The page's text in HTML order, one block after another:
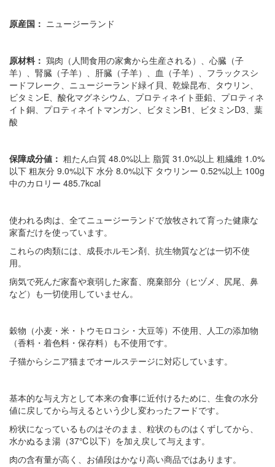
原産国： ニュージーランド
原材料： 鶏肉（人間食用の家禽から生産される）、心臓（子
羊）、腎臓（子羊）、肝臓（子羊）、血（子羊）、フラックスシ
ードフレーク、ニュージーランド緑イ貝、乾燥昆布、タウリン、
ビタミンE、酸化マグネシウム、プロティネイト亜鉛、プロティネ
イト銅、プロティネイトマンガン、ビタミンB1、ビタミンD3、葉
酸
保障成分値： 粗たん白質 48.0%以上 脂質 31.0%以上 粗繊維 1.0%
以下 粗灰分 9.0%以下 水分 8.0%以下 タウリンー 0.52%以上 100g
中のカロリー 485.7kcal
使われる肉は、全てニュージーランドで放牧されて育った健康な
家畜だけを使っています。
これらの肉類には、成長ホルモン剤、抗生物質などは一切不使
用。
病気で死んだ家畜や衰弱した家畜、廃棄部分（ヒヅメ、尻尾、鼻
など）も一切使用していません。
穀物（小麦・米・トウモロコシ・大豆等）不使用、人工の添加物
（香料・着色料・保存料）も不使用です。
子猫からシニア猫までオールステージに対応しています。
基本的な与え方として本来の食事に近付けるために、生食の水分
値に戻してから与えるという少し変わったフードです。
粉状になっているものはそのまま、粒状のものはくずしてから、
水かぬるま湯（37℃以下）を加え戻して与えます。
肉の含有量が高く、お値段はかなり高い商品ではあります。